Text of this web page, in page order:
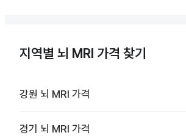
지역별 뇌 MRI 가격 찾기
강원 뇌 MRI 가격
경기 뇌 MRI 가격